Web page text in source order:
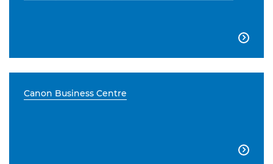

Canon Business Centre
